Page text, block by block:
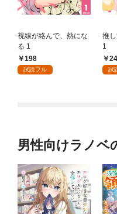
視線が絡んで、熱にな
る 1
198
試読フル
推
1
試
男性向けラノベ